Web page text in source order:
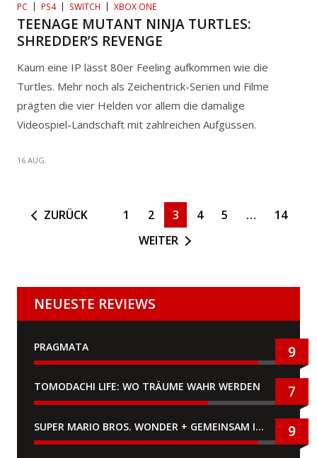
PC PS4 SWITCH XBOX ONE
TEENAGE MUTANT NINJA TURTLES:
SHREDDER’S REVENGE
Kaum eine IP lässt 80er Feeling aufkommen wie die
Turtles. Mehr noch als Zeichentrick-Serien und Filme
prägten die vier Helden vor allem die damalige
Videospiel-Landschaft mit zahlreichen Aufgüssen.
16 AUG.
ZURÜCK 1 2 3 4 5 …
14
WEITER
NEUESTE REVIEWS
PRAGMATA 9
TOMODACHI LIFE: WO TRÄUME WAHR WERDEN 7
SUPER MARIO BROS. WONDER + GEMEINSAM IM BELLABEL-PARK 9